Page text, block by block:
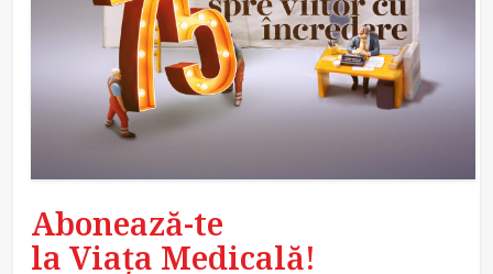
Abonează-te
la Viața Medicală!